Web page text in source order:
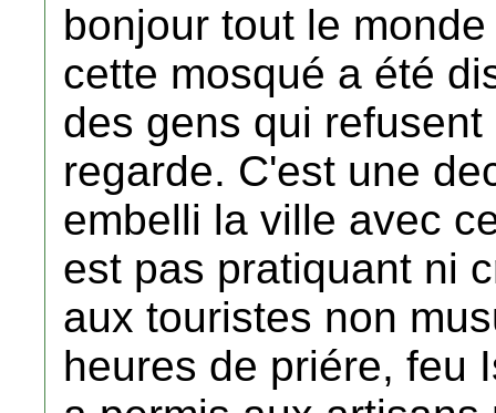
bonjour tout le monde
cette mosqué a été
des gens qui
regarde. C'est une
embelli la ville avec
est pas pratiquant ni
aux touristes non
heures de priére, feu